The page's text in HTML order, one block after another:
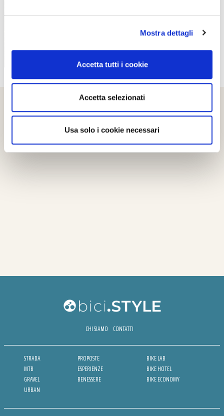
Mostra dettagli
Accetta tutti i cookie
Accetta selezionati
Usa solo i cookie necessari
CHI SIAMO CONTATTI
STRADA
MTB
GRAVEL
URBAN
PROPOSTE
ESPERIENZE
BENESSERE
BIKE LAB
BIKE HOTEL
BIKE ECONOMY